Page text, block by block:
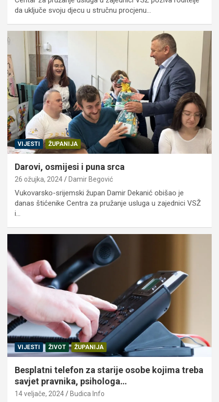
da uključe svoju djecu u stručnu procjenu…
VIJESTI ŽUPANIJA
Darovi, osmijesi i puna srca
26 ožujka, 2024 Damir Begović
Vukovarsko-srijemski župan Damir Dekanić obišao je
danas štićenike Centra za pružanje usluga u zajednici VSŽ
i…
VIJESTI ŽIVOT ŽUPANIJA
Besplatni telefon za starije osobe kojima treba
savjet pravnika, psihologa…
14 veljače, 2024 Budica Info